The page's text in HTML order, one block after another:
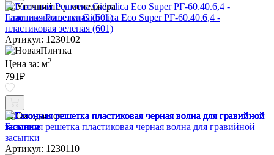
Уточняйте у менеджера
Газонная Решетка Gidrolica Eco Super РГ-60.40.6,4 -
пластиковая зеленая (601)
Артикул: 1230102
Цена за: м2
791₽
Ожидается
Газонная решетка пластиковая черная волна для гравийной
засыпки
Артикул: 1230110